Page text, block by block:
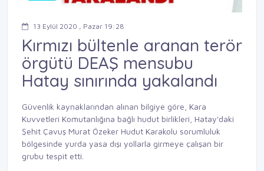
13 Eylül 2020 , Pazar 19:28
Kırmızı bültenle aranan terör
örgütü DEAŞ mensubu
Hatay sınırında yakalandı
Güvenlik kaynaklarından alınan bilgiye göre, Kara
Kuvvetleri Komutanlığına bağlı hudut birlikleri, Hatay'daki
Şehit Çavuş Murat Özeker Hudut Karakolu sorumluluk
bölgesinde yurda yasa dışı yollarla girmeye çalışan bir
grubu tespit etti.